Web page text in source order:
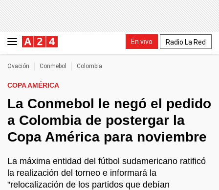
En vivo Radio La Red
Ovación Conmebol Colombia
COPA AMÉRICA
La Conmebol le negó el pedido
a Colombia de postergar la
Copa América para noviembre
La máxima entidad del fútbol sudamericano ratificó
la realización del torneo e informará la
"relocalización de los partidos que debían